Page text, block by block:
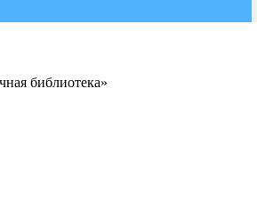
библиотека»